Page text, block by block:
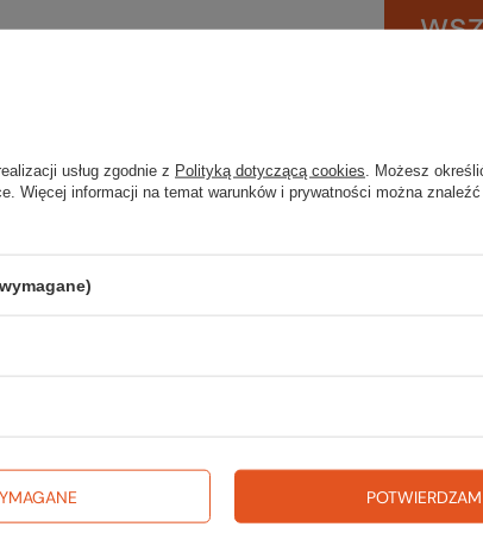
usług zgodnie z Polityką dotyczącą cookies . Możesz
Więcej informacji na temat warunków i prywatności można